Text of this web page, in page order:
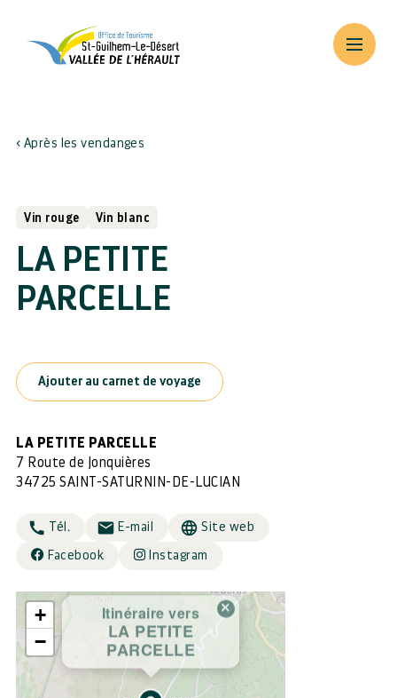
Après les vendanges
Vin rouge Vin blanc
LA PETITE
PARCELLE
Ajouter au carnet de voyage
LA PETITE PARCELLE
7 Route de Jonquières
34725 SAINT-SATURNIN-DE-LUCIAN
Tél. E-mail Site web
Facebook Instagram
Itinéraire vers
LA PETITE
PARCELLE
×
+
−